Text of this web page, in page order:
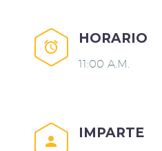


HORARIO
11:00 A.M.


IMPARTE